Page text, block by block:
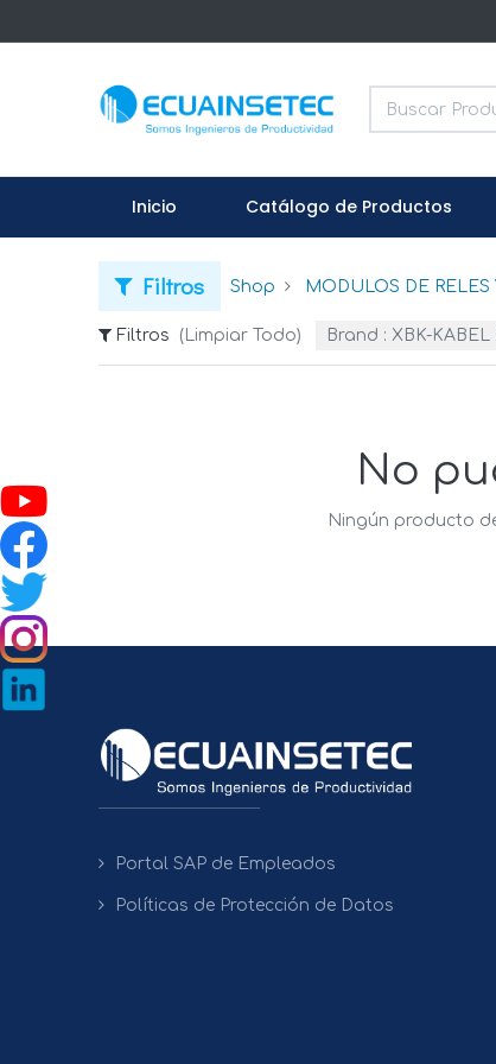
Inicio Catálogo de Productos
Filtros Shop MODULOS DE RELES
Filtros (Limpiar Todo) Brand : XBK-KABEL
No
Ningún producto
Portal SAP de Empleados
Políticas de Protección de Datos